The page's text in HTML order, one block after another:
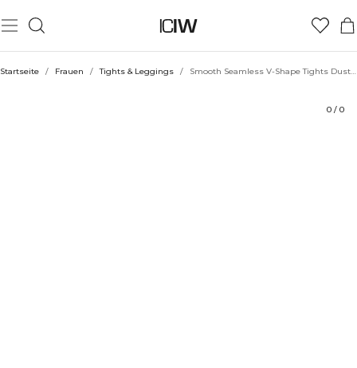
Startseite / Frauen / Tights & Leggings / Smooth Seamless V-Shape Tights Dusty Twilight Blue
0 / 0